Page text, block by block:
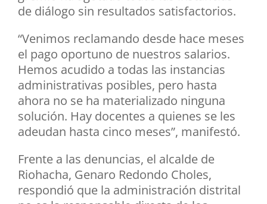
de diálogo sin resultados satisfactorios.
“Venimos reclamando desde hace meses
el pago oportuno de nuestros salarios.
Hemos acudido a todas las instancias
administrativas posibles, pero hasta
ahora no se ha materializado ninguna
solución. Hay docentes a quienes se les
adeudan hasta cinco meses”, manifestó.
Frente a las denuncias, el alcalde de
Riohacha, Genaro Redondo Choles,
respondió que la administración distrital